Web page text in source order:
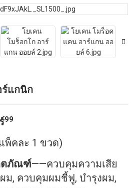
แกนิก
99
พ็คละ 1 ขวด)
ตภัณฑ์——ควบคุมความเสีย
ม, ควบคุมผมชี้ฟู, บำรุงผม,